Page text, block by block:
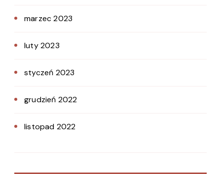
marzec 2023
luty 2023
styczeń 2023
grudzień 2022
listopad 2022